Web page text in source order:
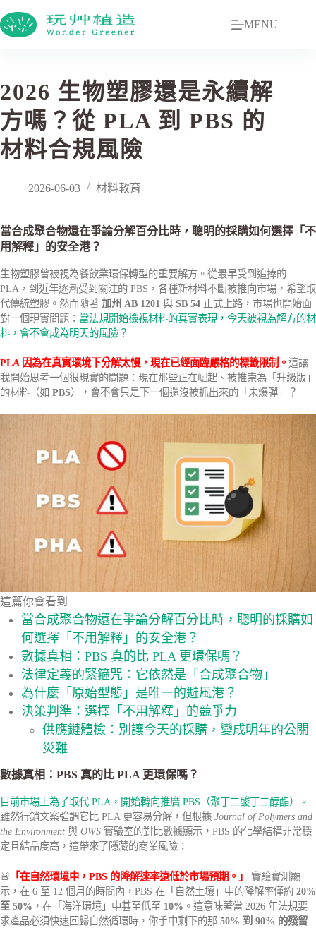
MENU
2026 生物塑膠還是永續解
方嗎？從 PLA 到 PBS 的
材料合規風險
2026-06-03 材料教育
當合成聚合物還在爭論分解百分比時，聰明的採購如何選擇「不
用解釋」的安全港？
生物塑膠曾被視為餐飲業環保轉型的重要解方。從最早受到追捧的
PLA，到近年逐漸受到關注的 PBS，各種新材料不斷被推向市場，希望取
代傳統塑膠。然而隨著 加州 AB 1201 與 SB 54 正式上路，市場也開始面
對一個現實問題： 當法規開始檢視材料的真實表現，今天被視為解方的材
料，會不會成為明天的風險？
PLA 因為在真實環境下分解太慢，現在已經面臨嚴格的標籤限制。 這讓
我開始思考一個很現實的問題：現在那些正在崛起、被推崇為「升級版」
的材料（如 PBS），會不會只是下一個還沒被抓出來的「未爆彈」？
這篇你會看到
當合成聚合物還在爭論分解百分比時，聰明的採購如
何選擇「不用解釋」的安全港？
數據真相：PBS 真的比 PLA 更環保嗎？
法律定義的緊箍咒：它依然是「合成聚合物」
為什麼「原始型態」是唯一的避風港？
決策判準：選擇「不用解釋」的競爭力
供應鏈體檢：別讓今天的採購，變成明年的公關
災難
數據真相：PBS 真的比 PLA 更環保嗎？
目前市場上為了取代 PLA，開始轉向推廣 PBS（聚丁二酸丁二醇酯）。
雖然行銷文案強調它比 PLA 更容易分解，但根據 Journal of Polymers and
the Environment 與 OWS 實驗室的對比數據顯示，PBS 的化學結構非常穩
定且結晶度高，這帶來了隱藏的商業風險：
🚨 「在自然環境中，PBS 的降解速率遠低於市場預期。」
實驗實測顯
示，在 6 至 12 個月的時間內，PBS 在「自然土壤」中的降解率僅約 20%
至 50% ，在「海洋環境」中甚至低至 10% 。這意味著當 2026 年法規要
求產品必須快速回歸自然循環時，你手中剩下的那 50% 到 90% 的殘留